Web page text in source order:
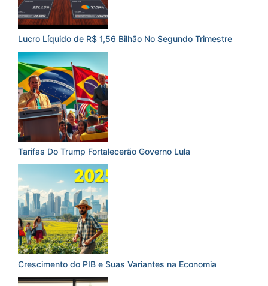
Lucro Líquido de R$ 1,56 Bilhão No Segundo Trimestre
Tarifas Do Trump Fortalecerão Governo Lula
Crescimento do PIB e Suas Variantes na Economia